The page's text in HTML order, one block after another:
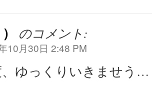
のコメント:
10月30日 2:48 PM
ゆっくりいきませう…